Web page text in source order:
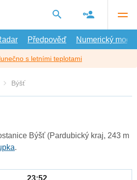
Předpověď Numerický model
s letními teplotami
Býšť
Býšť (Pardubický kraj, 243 m
.